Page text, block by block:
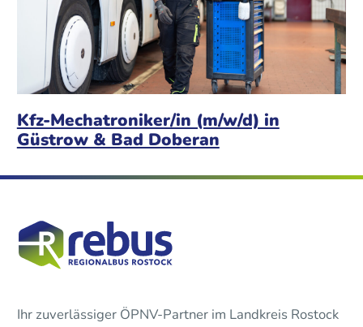
Kfz-Mechatroniker/in (m/w/d) in
Güstrow & Bad Doberan
Ihr zuverlässiger ÖPNV-Partner im Landkreis Rostock